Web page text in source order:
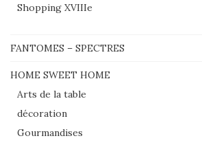
Shopping XVIIIe
FANTOMES – SPECTRES
HOME SWEET HOME
Arts de la table
décoration
Gourmandises